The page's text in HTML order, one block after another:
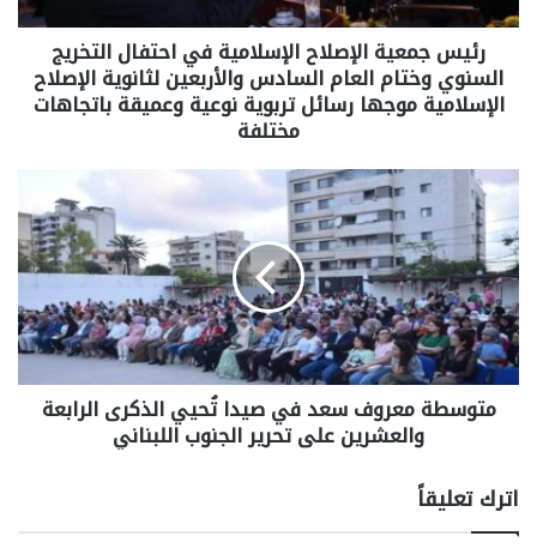
رئيس جمعية الإصلاح الإسلامية في احتفال التخريج
السنوي وختام العام السادس والأربعين لثانوية الإصلاح
الإسلامية موجها رسائل تربوية نوعية وعميقة باتجاهات
مختلفة
متوسطة معروف سعد في صيدا تُحيي الذكرى الرابعة
والعشرين على تحرير الجنوب اللبناني
اترك تعليقاً